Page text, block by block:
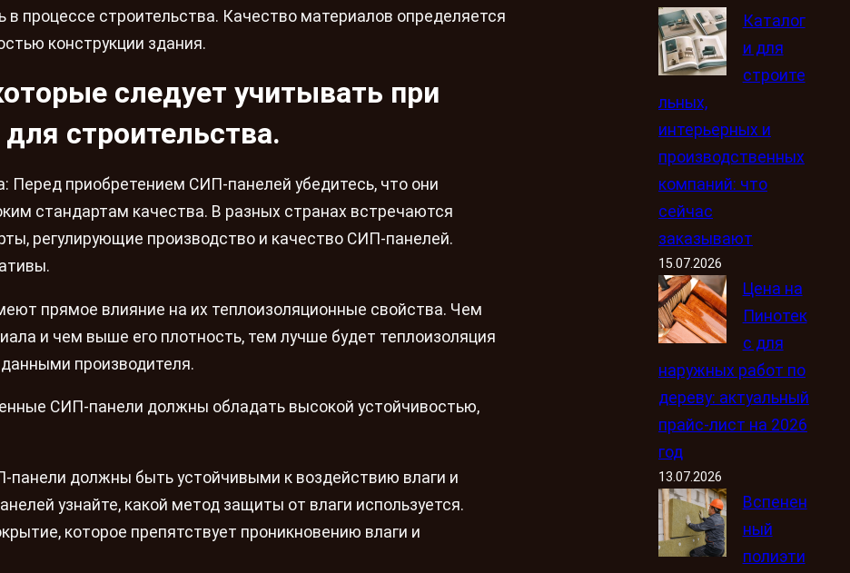
процессе строительства. Качество материалов определяется
конструкции здания.
следует учитывать при
строительства.
Перед приобретением СИП-панелей убедитесь, что они
стандартам качества. В разных странах встречаются
регулирующие производство и качество СИП-панелей.
прямое влияние на их теплоизоляционные свойства. Чем
и чем выше его плотность, тем лучше будет теплоизоляция
производителя.
СИП-панели должны обладать высокой устойчивостью,
панели должны быть устойчивыми к воздействию влаги и
узнайте, какой метод защиты от влаги используется.
которое препятствует проникновению влаги и
Каталог
и для
строите
льных,
интерьерных и
производственных
компаний: что
сейчас
заказывают
15.07.2026
Цена на
Пинотек
с для
наружных работ по
дереву: актуальный
прайс-лист на 2026
год
13.07.2026
Вспенен
ный
полиэти